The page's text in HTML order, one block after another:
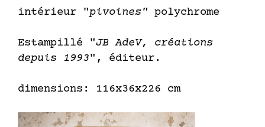
intérieur "pivoines" polychrome
Estampillé "JB AdeV, créations
depuis 1993", éditeur.
dimensions: 116x36x226 cm